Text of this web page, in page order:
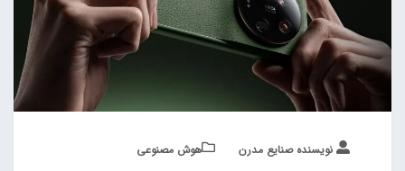
نویسنده صنایع مدرن
هوش مصنوعی